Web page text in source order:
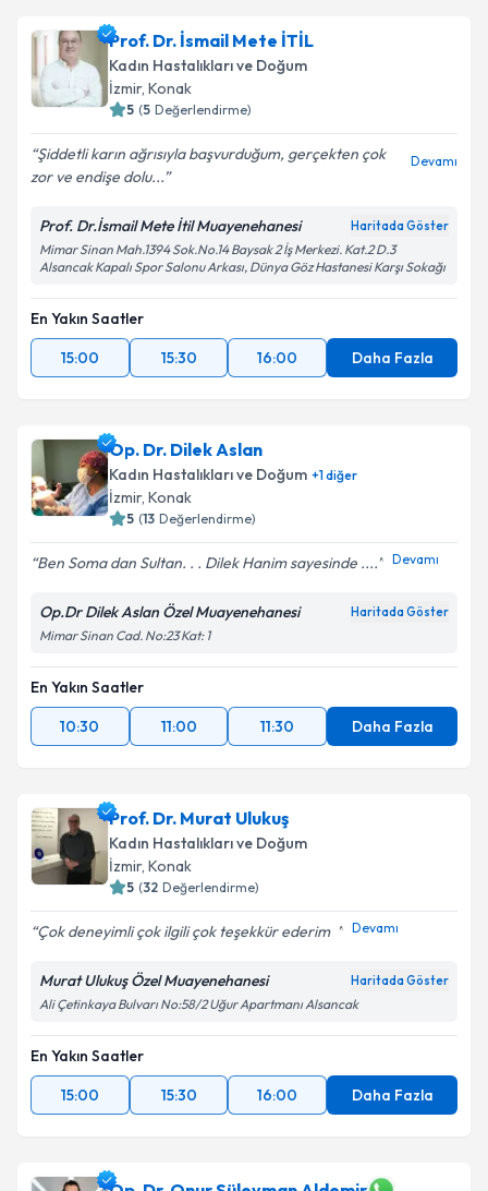
Prof. Dr. İsmail Mete İTİL
Kadın Hastalıkları ve Doğum
İzmir, Konak
5 (5 Değerlendirme)
Şiddetli karın ağrısıyla başvurduğum, gerçekten çok
zor ve endişe dolu...
Devamı
Prof. Dr.İsmail Mete İtil Muayenehanesi Haritada Göster
Mimar Sinan Mah.1394 Sok.No.14 Baysak 2 İş Merkezi. Kat.2 D.3
Alsancak Kapalı Spor Salonu Arkası, Dünya Göz Hastanesi Karşı Sokağı
En Yakın Saatler
15:00
15:30 16:00 Daha Fazla
Op. Dr. Dilek Aslan
Kadın Hastalıkları ve Doğum +1diğer
İzmir, Konak
5 (13 Değerlendirme)
Ben Soma dan Sultan. . . Dilek Hanim sayesinde .... Devamı
Op.Dr Dilek Aslan Özel Muayenehanesi Haritada Göster
Mimar Sinan Cad. No:23 Kat: 1
En Yakın Saatler
10:30
11:00 11:30 Daha Fazla
Prof. Dr. Murat Ulukuş
Kadın Hastalıkları ve Doğum
İzmir, Konak
5 (32 Değerlendirme)
Çok deneyimli çok ilgili çok teşekkür ederim ️ ️️ Devamı
Murat Ulukuş Özel Muayenehanesi Haritada Göster
Ali Çetinkaya Bulvarı No:58/2 Uğur Apartmanı Alsancak
En Yakın Saatler
15:00
15:30 16:00 Daha Fazla